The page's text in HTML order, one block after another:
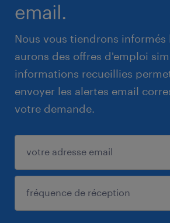
email.
Nous vous tiendrons informés
aurons des offres d'emploi
informations recueillies
envoyer les alertes email
votre demande.